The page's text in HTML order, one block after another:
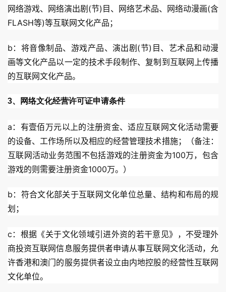
网络游戏、网络演出剧(节)目、网络艺术品、网络动漫画(含
FLASH等)等互联网文化产品；
b：将音像制品、游戏产品、演出剧(节)目、艺术品和动漫
画等文化产品以一定的技术手段制作、复制到互联网上传播
的互联网文化产品。
3、网络文化经营许可证申请条件
a：有壹佰万元以上的注册资金、适应互联网文化活动需要
的设备、工作场所以及相应的经营管理技术措施；（备注：
互联网活动业务范围不包括游戏的注册资金为100万，包含
游戏的则需要注册资金1000万。）
b：符合文化部关于互联网文化单位总量、结构和布局的规
划；
c：根据《关于文化领域引进外资的若干意见》，不受理外
商投资互联网信息服务提供者申请从事互联网文化活动，允
许香港和澳门的服务提供者设立由内地控股的经营性互联网
文化单位。